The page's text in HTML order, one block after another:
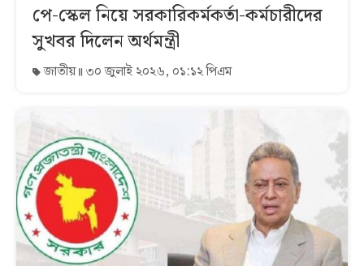
পে-স্কেল নিয়ে সরকারিকর্মকর্তা-কর্মচারীদের
সুখবর দিলেন অর্থমন্ত্রী
জাতীয় ৩০ জুলাই ২০২৬, ০১:১২ পিএম